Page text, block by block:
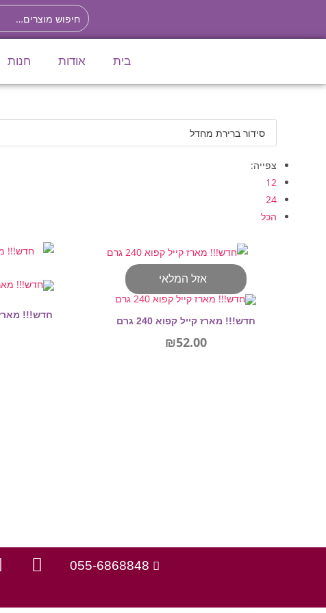
בית אודות חנות
צפייה:
12
24
הכל
אזל המלאי
חדש!!! מארז קייל קפוא 240 גרם
₪52.00
055-6868848